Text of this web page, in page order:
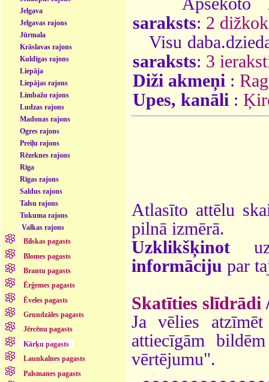
Jelgava
Jelgavas rajons
Jūrmala
Krāslavas rajons
Kuldīgas rajons
Liepāja
Liepājas rajons
Limbažu rajons
Ludzas rajons
Madonas rajons
Ogres rajons
Preiļu rajons
Rēzeknes rajons
Rīga
Rīgas rajons
Saldus rajons
Talsu rajons
Tukuma rajons
Valkas rajons
Bilskas pagasts
Blomes pagasts
Brantu pagasts
Ērģemes pagasts
Ēveles pagasts
Grundzāles pagasts
Jērcēnu pagasts
Kārķu pagasts
Launkalnes pagasts
Palsmanes pagasts
saraksts: 2
Visu
saraksts: 3
Diži akmeņi :
Upes, kanāli :
Atlasīto attēlu
pilnā izmērā.
Uzklikšķinot
informāciju par
Skatīties slīdrādi
Ja vēlies
attiecīgām
vērtējumu".